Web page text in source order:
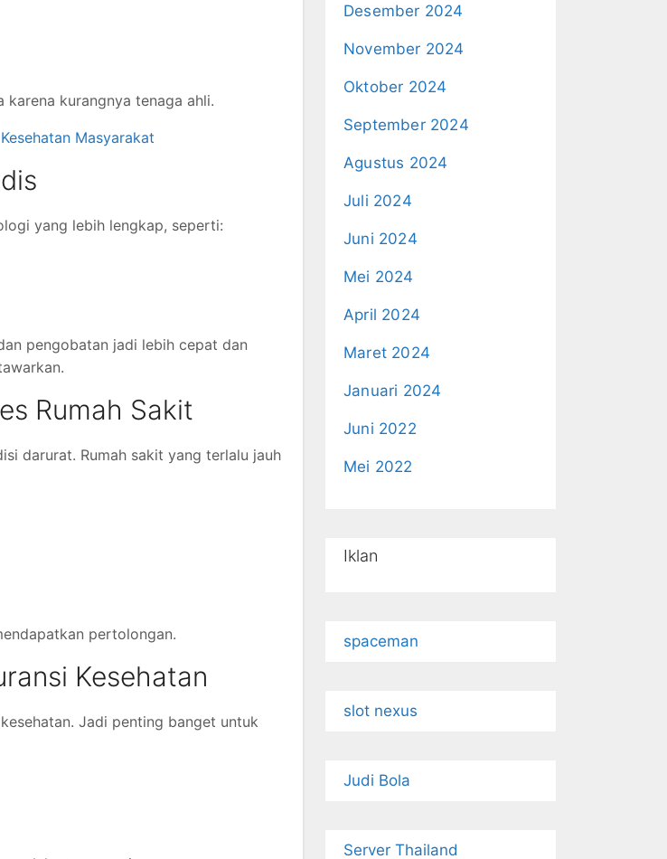
kurangnya tenaga ahli.
Masyarakat
yang lebih lengkap, seperti:
pengobatan jadi lebih cepat dan
Rumah Sakit
darurat. Rumah sakit yang terlalu jauh
pertolongan.
Kesehatan
Jadi penting banget untuk
Desember 2024
November 2024
Oktober 2024
September 2024
Agustus 2024
Juli 2024
Juni 2024
Mei 2024
April 2024
Maret 2024
Januari 2024
Juni 2022
Mei 2022
Iklan
spaceman
slot nexus
Judi Bola
Server Thailand